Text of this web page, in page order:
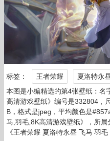
标签： 王者荣耀 夏洛特永
本图是小编精选的第4张壁纸：名
高清游戏壁纸》编号是332804，
B，格式是jpeg，平均颜色是
马,羽毛,8K高清游戏壁纸》，所
《王者荣耀 夏洛特永昼 飞马 羽